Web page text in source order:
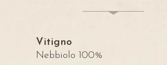
Vitigno
Nebbiolo 100%